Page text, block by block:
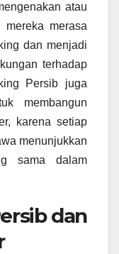
atau
mereka merasa
dan menjadi
terhadap
Persib juga
membangun
karena setiap
menunjukkan
sama dalam
dan